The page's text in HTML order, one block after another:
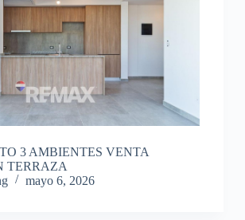
3 AMBIENTES VENTA
TERRAZA
mayo 6, 2026